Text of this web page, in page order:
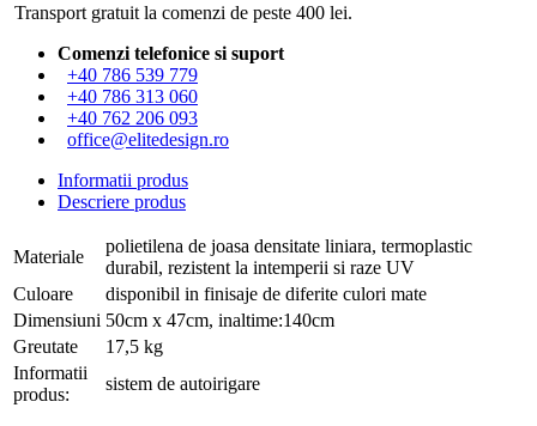
Transport gratuit la comenzi de peste 400 lei.
Comenzi telefonice si suport
+40 786 539 779
+40 786 313 060
+40 762 206 093
office@elitedesign.ro
Informatii produs
Descriere produs
Materiale
polietilena de joasa densitate liniara, termoplastic
durabil, rezistent la intemperii si raze UV
Culoare
disponibil in finisaje de diferite culori mate
Dimensiuni 50cm x 47cm, inaltime:140cm
Greutate
17,5 kg
Informatii
produs:
sistem de autoirigare